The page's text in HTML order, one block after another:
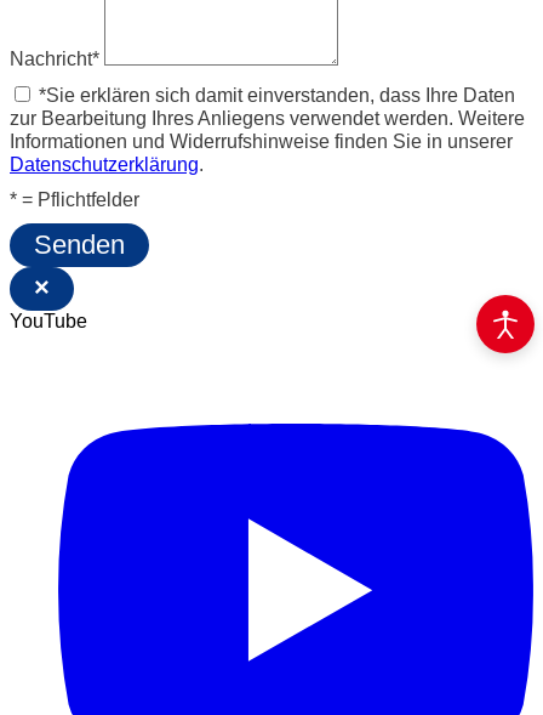
Nachricht*
*Sie erklären sich damit einverstanden, dass Ihre Daten
zur Bearbeitung Ihres Anliegens verwendet werden. Weitere
Informationen und Widerrufshinweise finden Sie in unserer
Datenschutzerklärung.
* = Pflichtfelder
Senden
×
YouTube